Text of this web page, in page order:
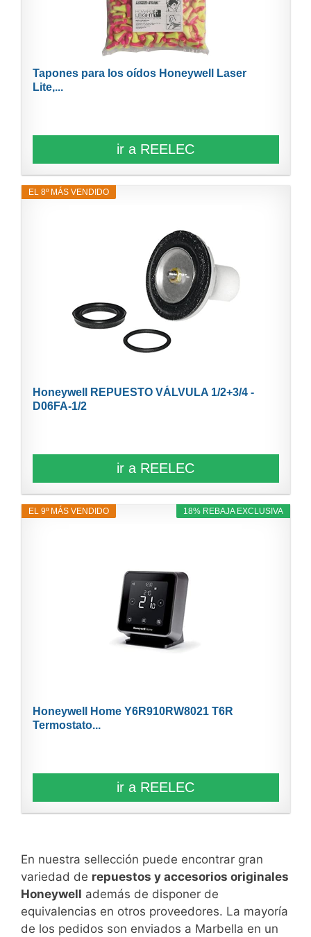
Tapones para los oídos Honeywell Laser
Lite,...
ir a REELEC
EL 8º MÁS VENDIDO
Honeywell REPUESTO VÁLVULA 1/2+3/4 -
D06FA-1/2
ir a REELEC
18% REBAJA EXCLUSIVA
EL 9º MÁS VENDIDO
Honeywell Home Y6R910RW8021 T6R
Termostato...
ir a REELEC
En nuestra sellección puede encontrar gran
variedad de repuestos y accesorios originales
Honeywell además de disponer de
equivalencias en otros proveedores. La mayoría
de los pedidos son enviados a Marbella en un